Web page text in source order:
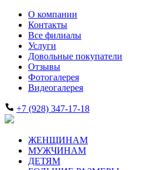
О компании
Контакты
Все филиалы
Услуги
Довольные покупатели
Отзывы
Фотогалерея
Видеогалерея
+7 (928) 347-17-18
ЖЕНЩИНАМ
МУЖЧИНАМ
ДЕТЯМ